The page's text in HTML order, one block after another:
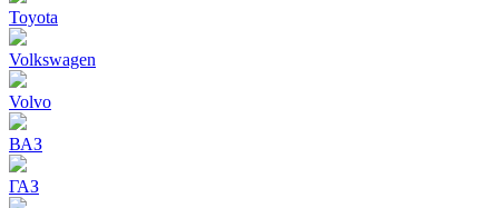
Toyota
Volkswagen
Volvo
ВАЗ
ГАЗ